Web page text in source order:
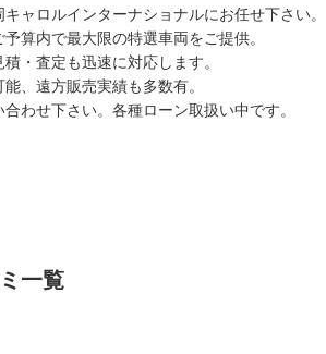
ャロルインターナショナルにお任せ下さい。
算内で最大限の特選車両をご提供。
・査定も迅速に対応します。
、遠方販売実績も多数有。
わせ下さい。各種ローン取扱い中です。
一覧